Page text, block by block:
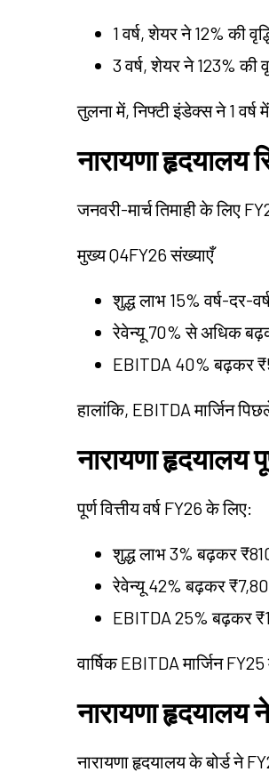
1 वर्ष, शेयर ने 12% की
3 वर्ष, शेयर ने 123% की
तुलना में, निफ्टी इंडेक्स ने 1 वर्ष
नारायणा हृदयालय
जनवरी-मार्च तिमाही के लिए
मुख्य Q4FY26 संख्याएँ
शुद्ध लाभ 15% वर्ष-दर-
रेवेन्यू 70% से अधिक
EBITDA 40% बढ़कर
हालांकि, EBITDA मार्जिन
नारायणा हृदयालय
पूर्ण वित्तीय वर्ष FY26 के लिए:
शुद्ध लाभ 3% बढ़कर
रेवेन्यू 42% बढ़कर
EBITDA 25% बढ़कर
वार्षिक EBITDA मार्जिन
नारायणा हृदयालय
नारायणा हृदयालय के बोर्ड ने